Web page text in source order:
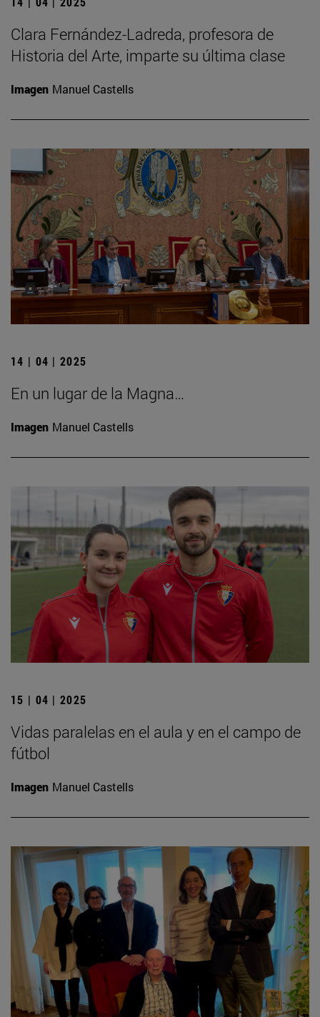
Clara Fernández-Ladreda, profesora de
Historia del Arte, imparte su última clase
Imagen Manuel Castells
14 | 04 | 2025
En un lugar de la Magna…
Imagen Manuel Castells
15 | 04 | 2025
Vidas paralelas en el aula y en el campo de
fútbol
Imagen Manuel Castells